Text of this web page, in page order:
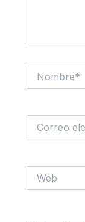
electrónico*